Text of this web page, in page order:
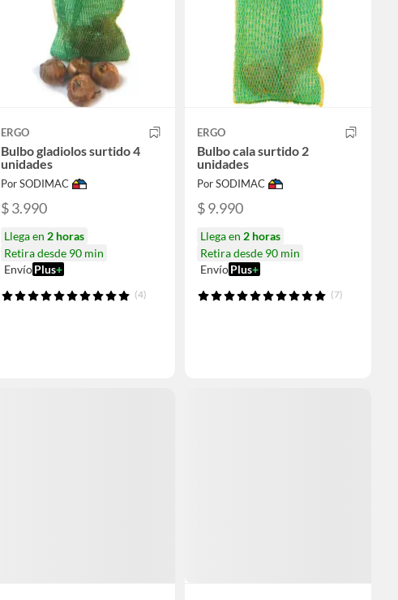
ERGO
Bulbo gladiolos surtido 4
unidades
Por SODIMAC
$ 3.990
Llega en 2 horas
Retira desde 90 min
EnvíoPlus+
(4)
ERGO
Bulbo cala surtido 2
unidades
Por SODIMAC
$ 9.990
Llega en 2 horas
Retira desde 90 min
EnvíoPlus+
(7)